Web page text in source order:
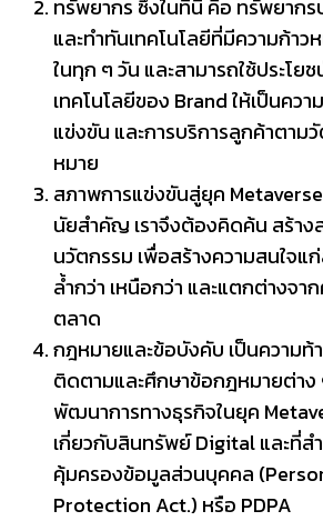
ทรัพยากร ซึ่งในที่นี้ คือ ทรัพยาก
และทำทันเทคโนโลยีที่มีความก้าว
ในทุก ๆ วัน และสามารถใช้ประโย
เทคโนโลยีของ Brand ให้เป็นควา
แข่งขัน และการบริการลูกค้าตาม
หมาย
สภาพการแข่งขันสู่ยุค
นัยสำคัญ เราจึงต้องคิดค้น สร้า
นวัตกรรม เพื่อสร้างความสนใจแ
ล้ำกว่า เหนือกว่า และแตกต่างจา
ตลาด
กฎหมายและข้อบังคับ เป็นความท้
ติดตามและศึกษาข้อกฎหมายต่าง
พัฒนาการทางธุรกิจในยุค
เกี่ยวกับสินทรัพย์ Digital และที่
คุ้มครองข้อมูลส่วนบุคคล
Protection Act.) หรือ PDPA